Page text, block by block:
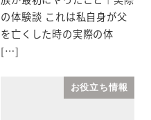
の体験談 これは私自身が父
を亡くした時の実際の体
[…]
お役立ち情報